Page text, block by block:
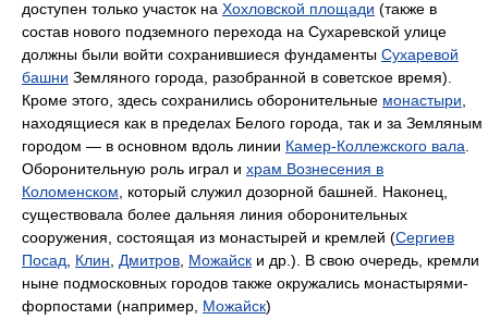
доступен только участок на Хохловской площади (также в
состав нового подземного перехода на Сухаревской улице
должны были войти сохранившиеся фундаменты Сухаревой
башни Земляного города, разобранной в советское время).
Кроме этого, здесь сохранились оборонительные монастыри
находящиеся как в пределах Белого города, так и за Земляным
городом — в основном вдоль линии Камер-Коллежского вала
Оборонительную роль играл и храм Вознесения в
Коломенском , который служил дозорной башней. Наконец,
существовала более дальняя линия оборонительных
сооружения, состоящая из монастырей и кремлей (Сергиев
Посад
Клин Дмитров Можайск и др.). В свою очередь, кремли
ныне подмосковных городов также окружались монастырями-
форпостами (например, Можайск)